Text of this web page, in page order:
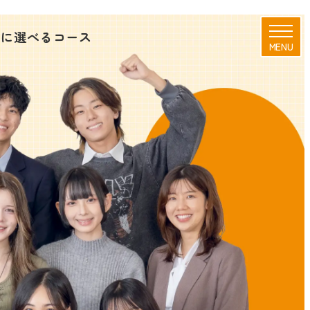
選べるコース
MENU